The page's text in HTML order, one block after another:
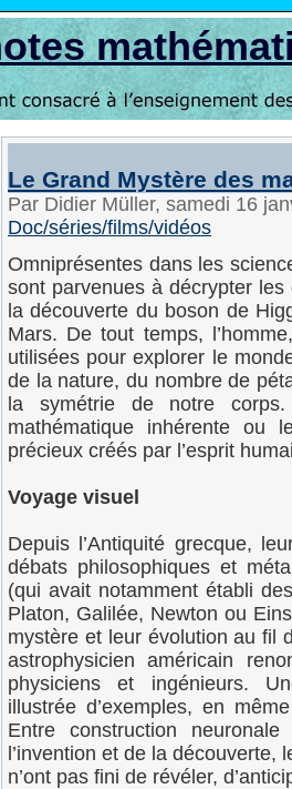
Le Grand Mystère des
Par Didier Müller, samedi 16
Doc/séries/films/vidéos
Omniprésentes dans les
sont parvenues à décrypter
la découverte du boson de
Mars. De tout temps,
utilisées pour explorer le
de la nature, du nombre de
la symétrie de notre
mathématique inhérente ou
précieux créés par l’esprit
Voyage visuel
Depuis l’Antiquité grecque,
débats philosophiques et
(qui avait notamment établi
Platon, Galilée, Newton ou
mystère et leur évolution au fil
astrophysicien américain
physiciens et ingénieurs.
illustrée d’exemples, en
Entre construction
l’invention et de la
n’ont pas fini de révéler,